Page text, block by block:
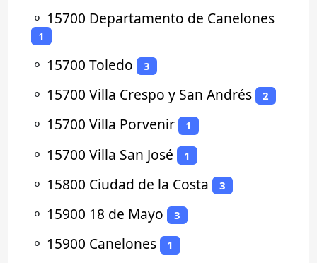
⚬ 15700 Departamento de Canelones
1
⚬ 15700 Toledo 3
⚬ 15700 Villa Crespo y San Andrés 2
⚬ 15700 Villa Porvenir 1
⚬ 15700 Villa San José 1
⚬ 15800 Ciudad de la Costa 3
⚬ 15900 18 de Mayo 3
⚬ 15900 Canelones 1